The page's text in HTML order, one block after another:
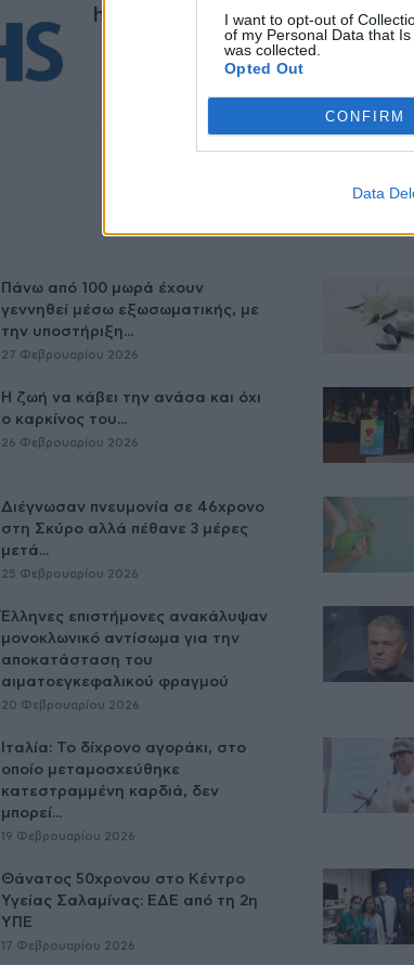
I want to opt-out of
of my Personal Data that
was collected.
Opted Out
CONFIRM
Data
healthstories
Πάνω από 100 μωρά έχουν
γεννηθεί μέσω εξωσωματικής, με
την υποστήριξη...
27 Φεβρουαρίου 2026
Η ζωή να κάβει την ανάσα και όχι
ο καρκίνος του...
26 Φεβρουαρίου 2026
Διέγνωσαν πνευμονία σε 46χρονο
στη Σκύρο αλλά πέθανε 3 μέρες
μετά...
25 Φεβρουαρίου 2026
Έλληνες επιστήμονες ανακάλυψαν
μονοκλωνικό αντίσωμα για την
αποκατάσταση του
αιματοεγκεφαλικού φραγμού
20 Φεβρουαρίου 2026
Ιταλία: Το δίχρονο αγοράκι, στο
οποίο μεταμοσχεύθηκε
κατεστραμμένη καρδιά, δεν
μπορεί...
19 Φεβρουαρίου 2026
Θάνατος 50χρονου στο Κέντρο
Υγείας Σαλαμίνας: ΕΔΕ από τη 2η
ΥΠΕ
17 Φεβρουαρίου 2026